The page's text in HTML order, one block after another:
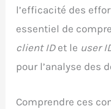
l’efficacité des
essentiel de
client IDet le user
pour l’analyse des
Comprendre ces